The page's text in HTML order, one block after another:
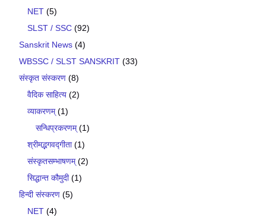
NET (5)
SLST / SSC (92)
Sanskrit News (4)
WBSSC / SLST SANSKRIT (33)
संस्कृत संस्करण (8)
वैदिक साहित्य (2)
व्याकरणम्(1)
सन्धिप्रकरणम्(1)
श्रीमद्भगवद्गीता(1)
संस्कृतसम्भाषणम्(2)
सिद्धान्त कौमुदी(1)
हिन्दी संस्करण (5)
NET (4)